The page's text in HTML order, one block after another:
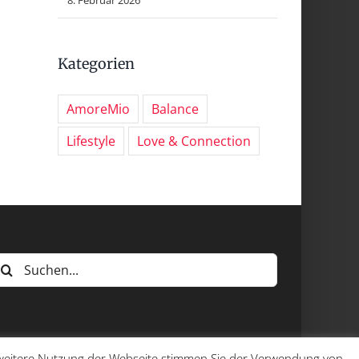
Kategorien
AmoreMio
Balance
Lifestyle
Love & Connection